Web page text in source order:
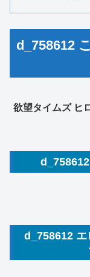
d_758612
欲望タイムズ ヒ
d_758612 エ